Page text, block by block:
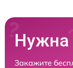
Нужна
Закажите